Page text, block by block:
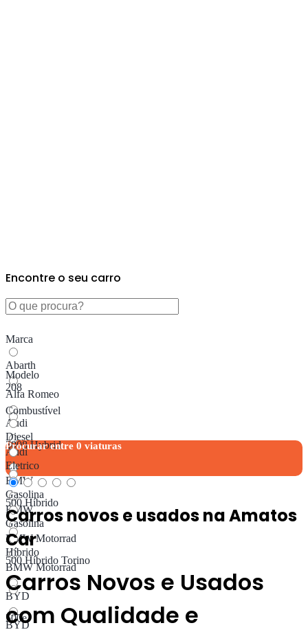
Encontre o seu carro
Marca
Abarth
Alfa Romeo
Audi
Audi
BMW
BMW
BMW Motorrad
BMW Motorrad
BYD
BYD
Modelo
208
3008 Hybrid
500 Híbrido
500 Híbrido Torino
500e
Combustível
Diesel
Eletrico
Gasolina
Gasolina
Híbrido
Procurar entre 0 viaturas
Carros novos e usados ​​na Amatos
Car
Carros Novos e Usados
com Qualidade e